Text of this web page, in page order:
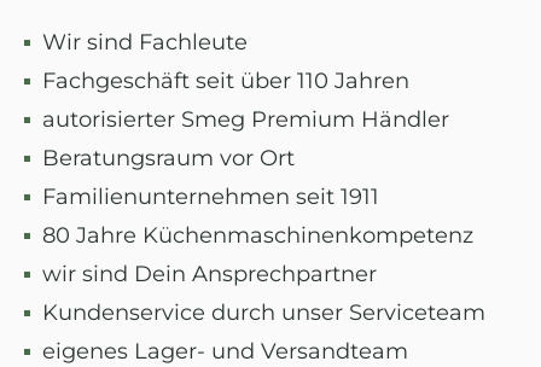
Wir sind Fachleute
Fachgeschäft seit über 110 Jahren
autorisierter Smeg Premium Händler
Beratungsraum vor Ort
Familienunternehmen seit 1911
80 Jahre Küchenmaschinenkompetenz
wir sind Dein Ansprechpartner
Kundenservice durch unser Serviceteam
eigenes Lager- und Versandteam